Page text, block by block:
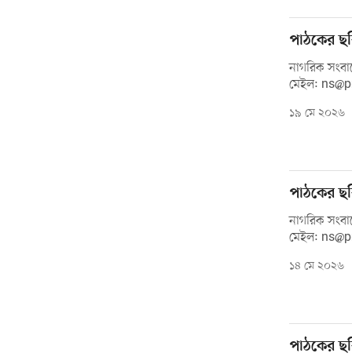
পাঠকের
নাগরিক
মেইল:
১৯ মে ২০২৬
পাঠকের
নাগরিক
মেইল:
১৪ মে ২০২৬
পাঠকের